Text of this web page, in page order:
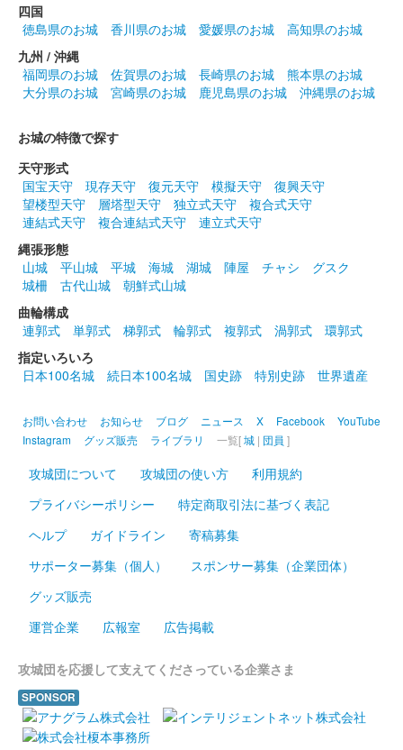
国峯城 御城印 令和八年夏限定版
国峯城 御城印 武田信玄公 令和八年 春限定版
国峯城 御城印 令和八年 春限定版
国峯城 御城印
販売終了
2025年6月7、8日に開催された群馬戦国御城印サミット2025に
て販売された御城印。50枚限定
国峯城 御城印
貞（おまけシール付き）
販売終了
国峯城 御城印
群馬戦国御城印サミット開催記念 小幡
信貞公版
販売終了
された御城印。のちに越前若狭お城フェス2024でも販売され
た。正子公也氏による小幡信貞公のイラストがデザインされてい
る。
四国
徳島県のお城
香川県のお城 愛媛県のお城
高知県のお城
九州 / 沖縄
福岡県のお城
佐賀県のお城 長崎県のお城
熊本県のお城
大分県のお城
宮崎県のお城 鹿児島県のお城 沖縄県のお城
お城の特徴で探す
天守形式
国宝天守
現存天守 復元天守 模擬天守
復興天守
望楼型天守
層塔型天守 独立式天守
複合式天守
連結式天守
複合連結式天守
連立式天守
縄張形態
山城
平山城 平城 海城 湖城 陣屋 チャシ
グスク
城柵
古代山城
朝鮮式山城
曲輪構成
連郭式
単郭式 梯郭式 輪郭式 複郭式 渦郭式
環郭式
指定いろいろ
日本100名城
続日本100名城 国史跡 特別史跡 世界遺産
お問い合わせ お知らせ ブログ ニュース X Facebook
YouTube
Instagram
グッズ販売 ライブラリ 一覧[城 | 団員 ]
攻城団について 攻城団の使い方
利用規約
プライバシーポリシー
特定商取引法に基づく表記
ヘルプ
ガイドライン
寄稿募集
サポーター募集（個人）
スポンサー募集（企業団体）
グッズ販売
運営企業
広報室 広告掲載
攻城団を応援して支えてくださっている企業さま
SPONSOR